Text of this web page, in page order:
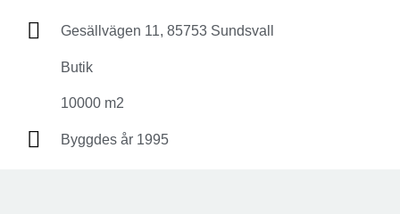
Gesällvägen 11, 85753 Sundsvall
Butik
10000 m2
Byggdes år 1995